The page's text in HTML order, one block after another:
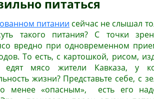
питаться
питании сейчас не слышал
такого питания? С точки
вредно при одновременном
То есть, с картошкой, рисом,
мясо жители Кавказа, у
жизни? Представьте себе, с
менее «опасным», есть его